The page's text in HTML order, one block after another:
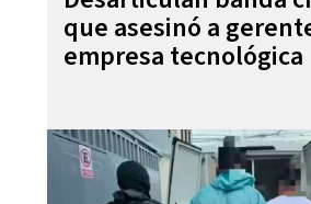
que asesinó a
empresa tecnológica